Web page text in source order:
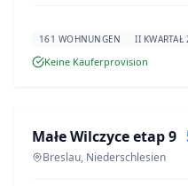
161 WOHNUNGEN II KWARTAŁ
Keine Käuferprovision
NEUBAU
Małe Wilczyce etap 9
Breslau, Niederschlesien